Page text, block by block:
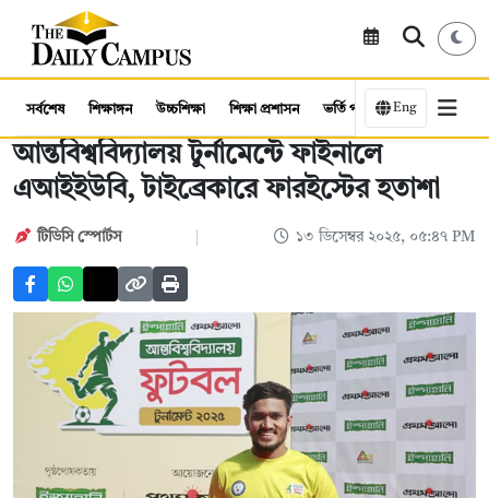
সর্বশেষ শিক্ষাঙ্গন উচ্চশিক্ষা শিক্ষা প্রশাসন ভর্তি পরীক্ষা কর্মসংস্থান
Eng
আন্তবিশ্ববিদ্যালয় টুর্নামেন্টে ফাইনালে
এআইইউবি, টাইব্রেকারে ফারইস্টের হতাশা
টিডিসি স্পোর্টস ১৩ ডিসেম্বর ২০২৫, ০৫:৪৭ PM